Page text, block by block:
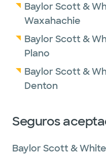
Baylor Scott &
Waxahachie
Baylor Scott &
Plano
Baylor Scott &
Denton
Seguros
Baylor Scott &